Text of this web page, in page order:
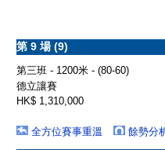
第 9 場 (9)
第三班 - 1200米 - (80-60)
德立讓賽
HK$ 1,310,000
全方位賽事重溫
餘勢分